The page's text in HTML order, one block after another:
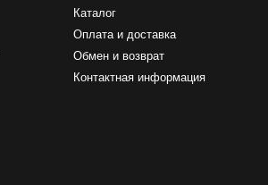
Каталог
Оплата и доставка
Обмен и возврат
Контактная информация